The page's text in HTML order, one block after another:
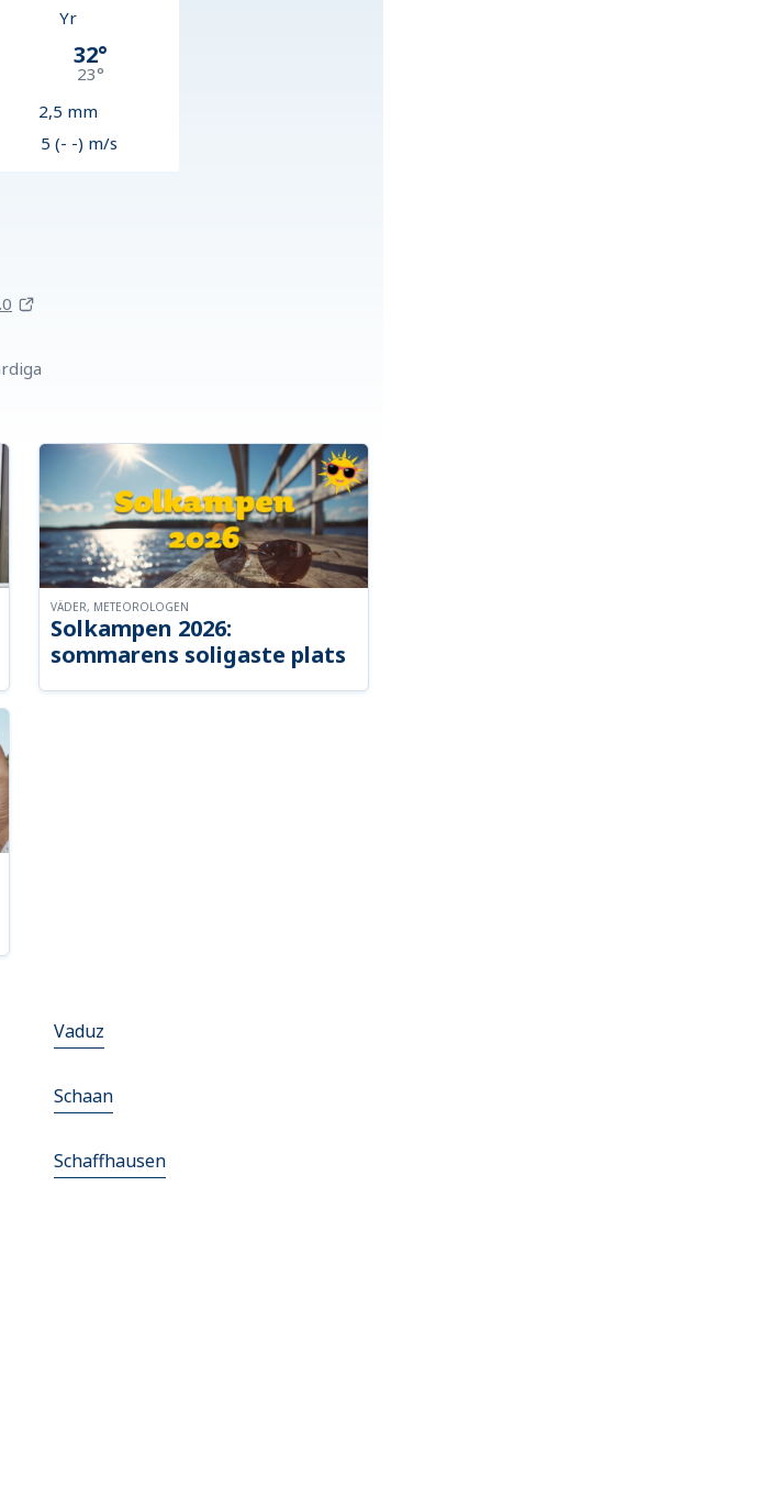
Yr
32°
23°
2,5 mm
5 (- -) m/s
Solkampen 2026:
sommarens soligaste plats
VÄDER, METEOROLOGEN
Vaduz
Schaan
Schaffhausen